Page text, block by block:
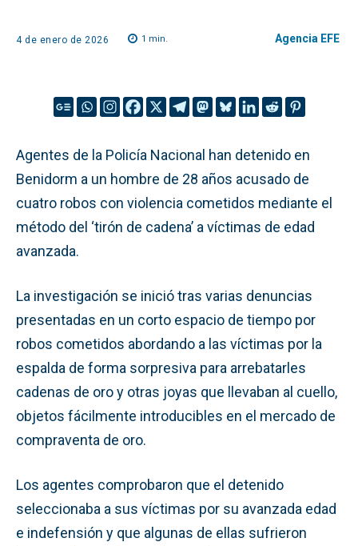
4 de enero de 2026 1 min. Agencia EFE
Agentes de la Policía Nacional han detenido en
Benidorm a un hombre de 28 años acusado de
cuatro robos con violencia cometidos mediante el
método del ‘tirón de cadena’ a víctimas de edad
avanzada.
La investigación se inició tras varias denuncias
presentadas en un corto espacio de tiempo por
robos cometidos abordando a las víctimas por la
espalda de forma sorpresiva para arrebatarles
cadenas de oro y otras joyas que llevaban al cuello,
objetos fácilmente introducibles en el mercado de
compraventa de oro.
Los agentes comprobaron que el detenido
seleccionaba a sus víctimas por su avanzada edad
e indefensión y que algunas de ellas sufrieron